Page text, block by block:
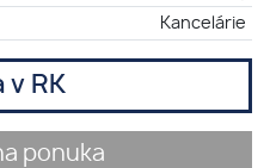
Kancelárie
v RK
ponuka